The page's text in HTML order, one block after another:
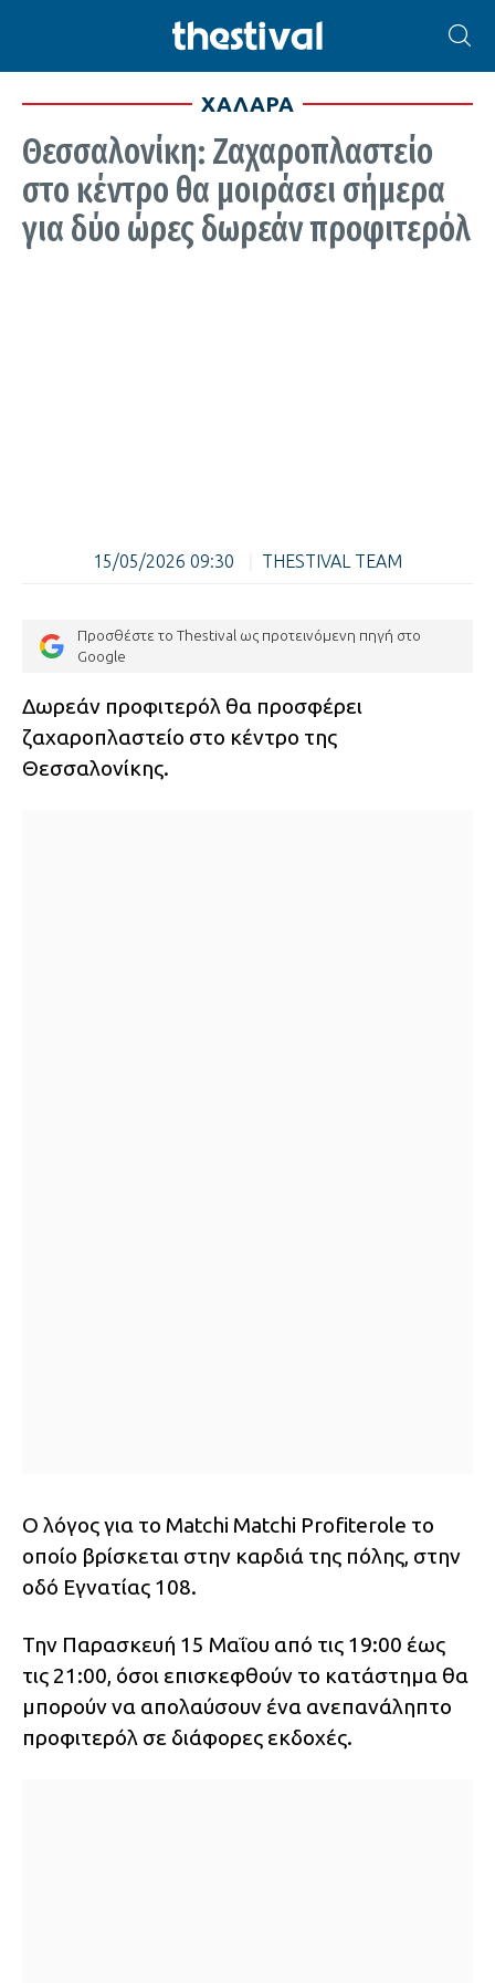
ΧΑΛΑΡΑ
Θεσσαλονίκη: Ζαχαροπλαστείο
στο κέντρο θα μοιράσει σήμερα
για δύο ώρες δωρεάν προφιτερόλ
15/05/2026 09:30 THESTIVAL TEAM
Προσθέστε το Thestival ως προτεινόμενη πηγή στο
Google
Δωρεάν προφιτερόλ θα προσφέρει
ζαχαροπλαστείο στο κέντρο της
Θεσσαλονίκης.
Ο λόγος για το Matchi Matchi Profiterole το
οποίο βρίσκεται στην καρδιά της πόλης, στην
οδό Εγνατίας 108.
Την Παρασκευή 15 Μαΐου από τις 19:00 έως
τις 21:00, όσοι επισκεφθούν το κατάστημα θα
μπορούν να απολαύσουν ένα ανεπανάληπτο
προφιτερόλ σε διάφορες εκδοχές.